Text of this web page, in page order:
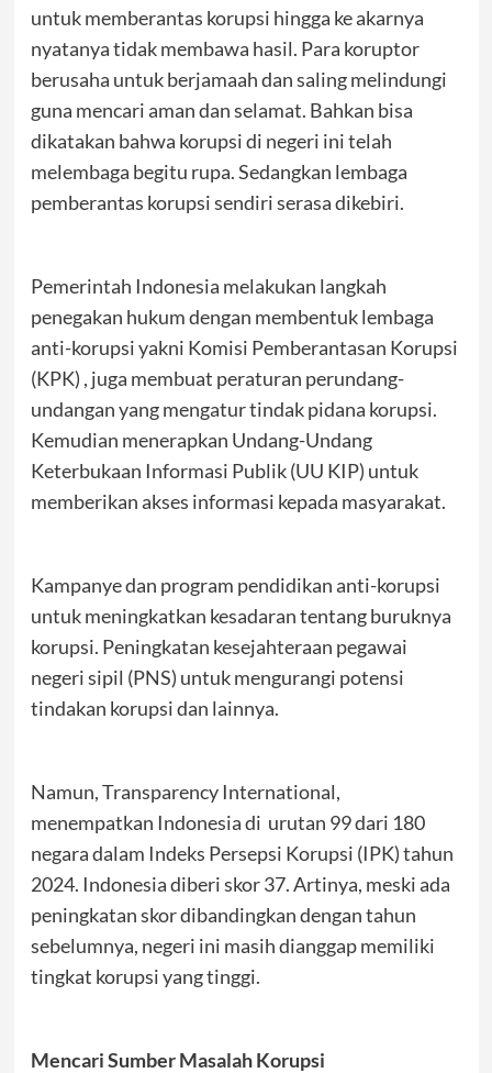
untuk memberantas korupsi hingga ke akarnya
nyatanya tidak membawa hasil. Para koruptor
berusaha untuk berjamaah dan saling melindungi
guna mencari aman dan selamat. Bahkan bisa
dikatakan bahwa korupsi di negeri ini telah
melembaga begitu rupa. Sedangkan lembaga
pemberantas korupsi sendiri serasa dikebiri.
Pemerintah Indonesia melakukan langkah
penegakan hukum dengan membentuk lembaga
anti-korupsi yakni Komisi Pemberantasan Korupsi
(KPK) , juga membuat peraturan perundang-
undangan yang mengatur tindak pidana korupsi.
Kemudian menerapkan Undang-Undang
Keterbukaan Informasi Publik (UU KIP) untuk
memberikan akses informasi kepada masyarakat.
Kampanye dan program pendidikan anti-korupsi
untuk meningkatkan kesadaran tentang buruknya
korupsi. Peningkatan kesejahteraan pegawai
negeri sipil (PNS) untuk mengurangi potensi
tindakan korupsi dan lainnya.
Namun, Transparency International,
menempatkan Indonesia di urutan 99 dari 180
negara dalam Indeks Persepsi Korupsi (IPK) tahun
2024. Indonesia diberi skor 37. Artinya, meski ada
peningkatan skor dibandingkan dengan tahun
sebelumnya, negeri ini masih dianggap memiliki
tingkat korupsi yang tinggi.
Mencari Sumber Masalah Korupsi